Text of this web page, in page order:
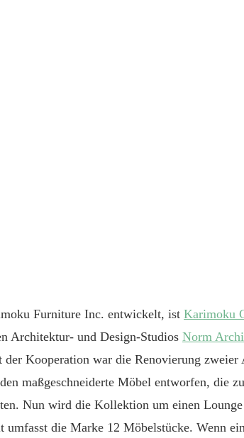
Furniture Inc. entwickelt, ist Karimoku
Architektur- und Design-Studios Norm
der Kooperation war die Renovierung zweier
maßgeschneiderte Möbel entworfen, die
Nun wird die Kollektion um einen
die Marke 12 Möbelstücke. Wenn